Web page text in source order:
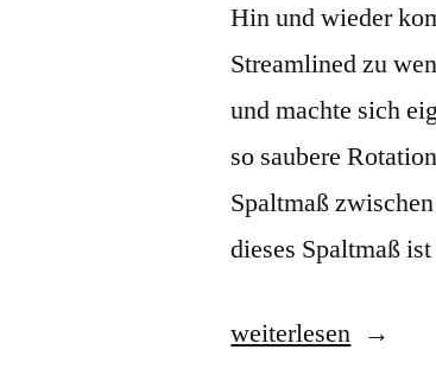
Hin und wieder
Streamlined zu
und machte sich
so saubere
Spaltmaß
dieses Spaltmaß
„Was
weiterlesen